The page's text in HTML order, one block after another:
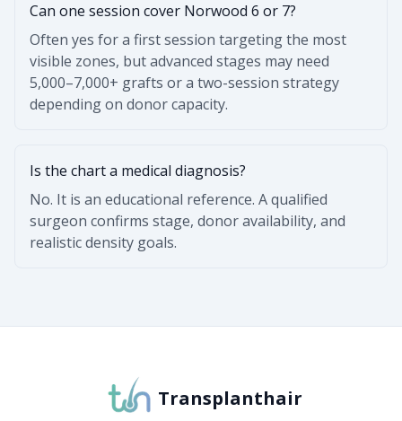
Can one session cover Norwood 6 or 7?
Often yes for a first session targeting the most
visible zones, but advanced stages may need
5,000–7,000+ grafts or a two-session strategy
depending on donor capacity.
Is the chart a medical diagnosis?
No. It is an educational reference. A qualified
surgeon confirms stage, donor availability, and
realistic density goals.
Transplanthair